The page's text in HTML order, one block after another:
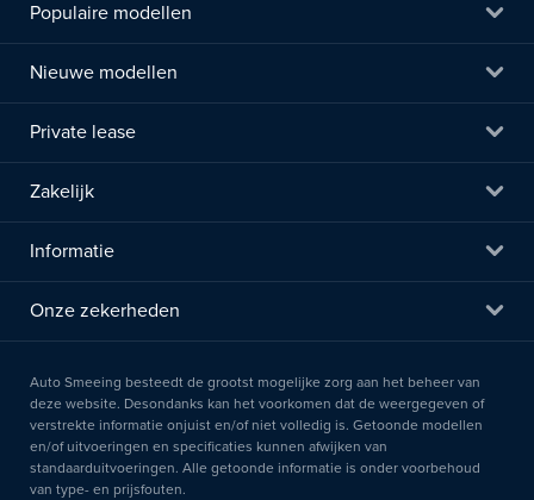
Populaire modellen
Nieuwe modellen
Private lease
Zakelijk
Informatie
Onze zekerheden
Auto Smeeing besteedt de grootst mogelijke zorg aan het beheer van
deze website. Desondanks kan het voorkomen dat de weergegeven of
verstrekte informatie onjuist en/of niet volledig is. Getoonde modellen
en/of uitvoeringen en specificaties kunnen afwijken van
standaarduitvoeringen. Alle getoonde informatie is onder voorbehoud
van type- en prijsfouten.